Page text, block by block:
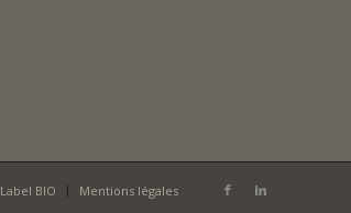
Label BIO Mentions légales